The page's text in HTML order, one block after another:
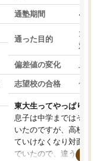
通塾期間 4ヵ月
通った目的
大学
対策
偏差値の変化
志望校の合格 合格
東大生ってやっぱりすご
息子は中学まではそこそ
いたのですが、高校に入
ていけなくなり対面の塾
でいたので、違うアプロ